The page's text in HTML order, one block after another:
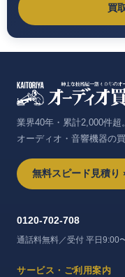
買
業界40年・累計2,000件超。
オーディオ・音響機器の
無料スピード見積り ›
0120-702-708
通話料無料／受付 平日9:00
サービス・ご利用案内